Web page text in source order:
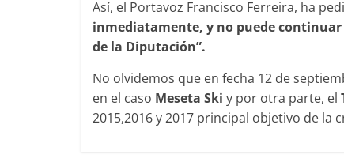
Así, el Portavoz Francisco Ferreira, ha
inmediatamente, y no puede
de la Diputación”.
No olvidemos que en fecha 12 de
en el caso Meseta Ski y por otra parte, el
2015,2016 y 2017 principal objetivo de la